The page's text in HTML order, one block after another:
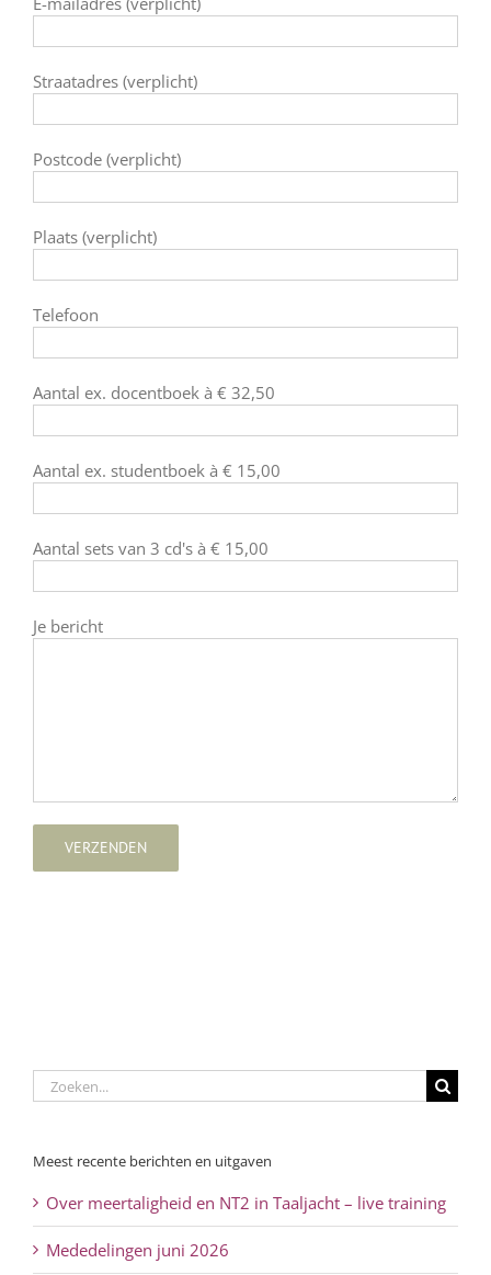
Straatadres (verplicht)
Postcode (verplicht)
Plaats (verplicht)
Telefoon
Aantal ex. docentboek à € 32,50
Aantal ex. studentboek à € 15,00
Aantal sets van 3 cd's à € 15,00
Je bericht
Zoeken
naar:
Meest recente berichten en uitgaven
Over meertaligheid en NT2 in Taaljacht – live training
Mededelingen juni 2026